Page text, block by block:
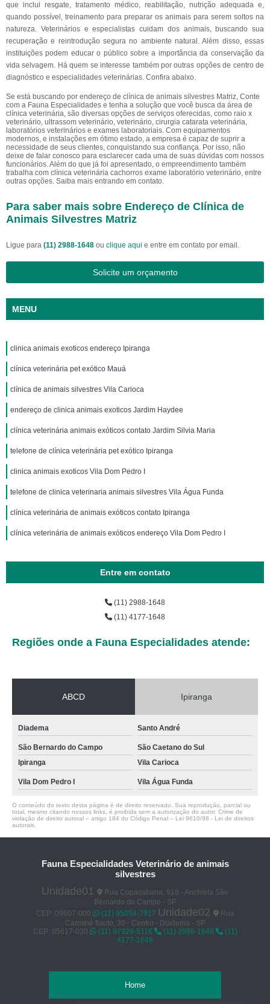
que inclui resgate, tratamento médico, reabilitação, nutrição adequada e,
quando possível, treinamento para preparar os animais para serem soltos na
natureza. Veterinários e especialistas cuidam dos animais, buscando sua
recuperação e reintrodução segura no ambiente natural. Além disso, essas
instituições podem educar o público sobre a importância da conservação da
vida selvagem. Há quem se interesse também por outras opções de centro de
diagnóstico e especialidades veterinárias. Confira abaixo.
Se está buscando por endereço de clínica de animais silvestres Matriz, Conte
com a Fauna Especialidades e tenha a solução que você busca da área de
clínica veterinária, são diversas opções de serviços oferecidas, como raio x
veterinário, ultrassom veterinário, veterinário, cirurgia catarata veterinária,
laboratórios veterinários e exames laboratoriais. Com equipamentos
modernos, e instalações em ótimo estado, a empresa é capaz de suprir a
necessidade de seus clientes, conquistando sua confiança. Por isso, não
deixe de falar conosco para esclarecer cada uma de suas dúvidas com nossos
funcionários. Além do que já foi apresentado, o empreendimento também
trabalha com clínica veterinária cachorros exame laboratório veterinário, entre
outras opções. Saiba mais entrando em contato.
Para saber mais sobre Endereço de Clínica de
Animais Silvestres Matriz
Ligue para (11) 2988-1648 ou clique aqui e entre em contato por email.
Solicite um orçamento
MENU
clinica animais exoticos endereço Ipiranga
clínica veterinária pet exótico Mauá
clínica de animais silvestres Vila Carioca
endereço de clinica animais exoticos Jardim Haydee
clínica veterinária animais exóticos contato Jardim Silvia Maria
telefone de clínica veterinária pet exótico Ipiranga
clinica animais exoticos Vila Dom Pedro I
telefone de clinica veterinaria animais silvestres Vila Água Funda
clínica veterinária de animais exóticos contato Ipiranga
clínica veterinária de animais exóticos endereço Vila Dom Pedro I
Entre em contato
(11) 2988-1648
(11) 4177-1648
Regiões onde a Fauna Especialidades atende:
ABCD Ipiranga
Diadema Santo André
São Bernardo do Campo
São Caetano do Sul
Ipiranga
Vila Carioca
Vila Dom Pedro I Vila Água Funda
O conteúdo do texto desta página é de direito reservado. Sua reprodução, parcial ou
total, mesmo citando nossos links, é proibida sem a autorização do autor. Crime de
violação de direito autoral – artigo 184 do Código Penal – Lei 9610/98 - Lei de direitos
autorais
Fauna Especialidades Veterinário de animais
silvestres
Unidade01
Rua Copacabana, 918 - Anchieta São
Bernardo do Campo - SP
CEP: 09607-000
(11) 95054-7917 Unidade02
Rua
Carminé flauto, 30 - Centro - Diadema - SP
CEP: 05617-030
(11) 97329-5116 (11) 2988-1648
(11)
4177-1648
Home